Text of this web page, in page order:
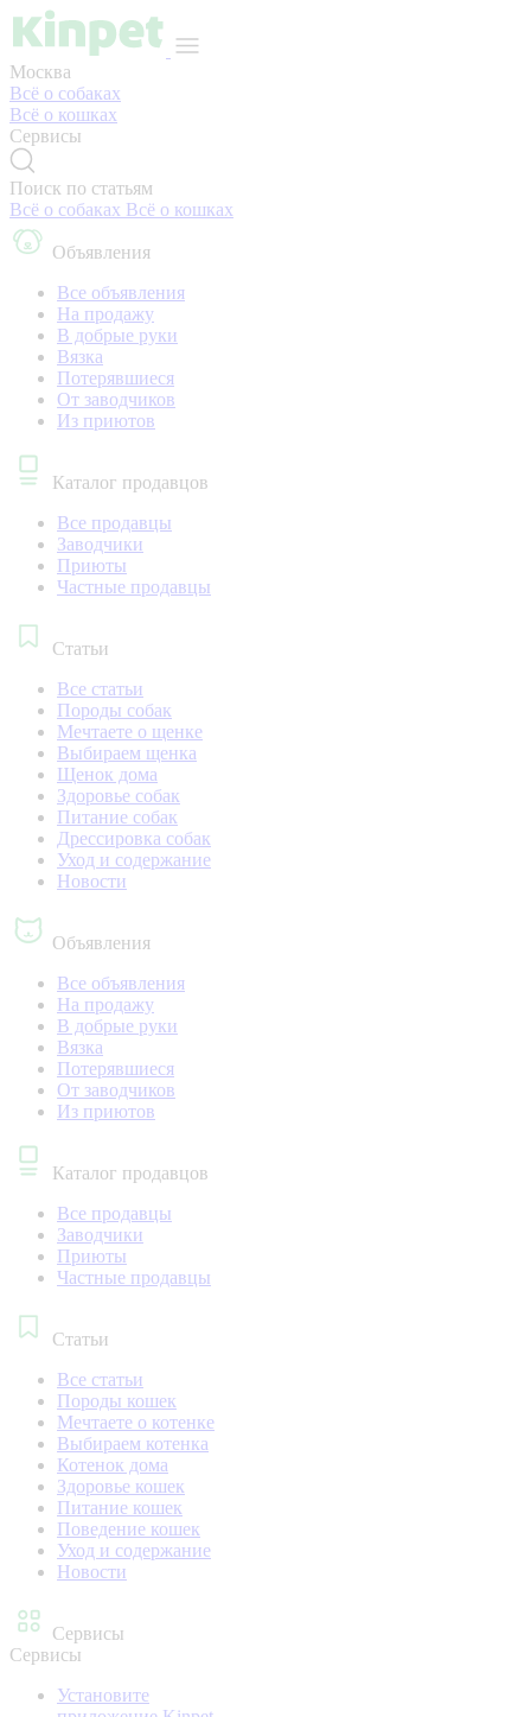
Москва
Всё о собаках
Всё о кошках
Сервисы
Поиск по статьям
Всё о собаках Всё о кошках
Объявления
Все объявления
На продажу
В добрые руки
Вязка
Потерявшиеся
От заводчиков
Из приютов
Каталог продавцов
Все продавцы
Заводчики
Приюты
Частные продавцы
Статьи
Все статьи
Породы собак
Мечтаете о щенке
Выбираем щенка
Щенок дома
Здоровье собак
Питание собак
Дрессировка собак
Уход и содержание
Новости
Объявления
Все объявления
На продажу
В добрые руки
Вязка
Потерявшиеся
От заводчиков
Из приютов
Каталог продавцов
Все продавцы
Заводчики
Приюты
Частные продавцы
Статьи
Все статьи
Породы кошек
Мечтаете о котенке
Выбираем котенка
Котенок дома
Здоровье кошек
Питание кошек
Поведение кошек
Уход и содержание
Новости
Сервисы
Сервисы
Установите